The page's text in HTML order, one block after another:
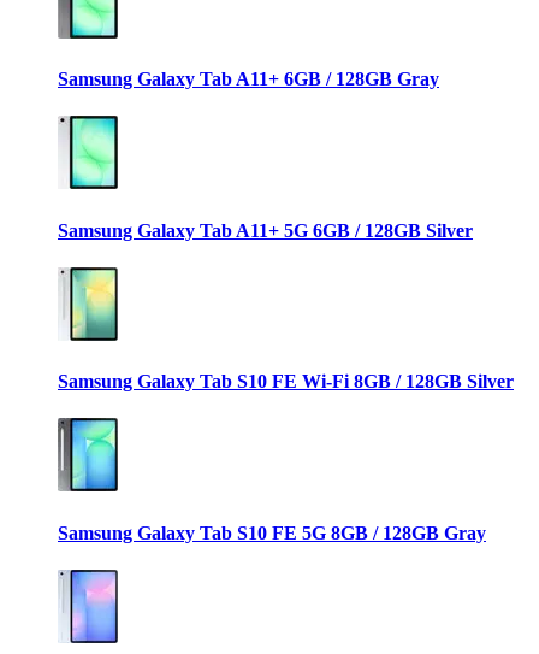
Samsung Galaxy Tab A11+ 6GB / 128GB Gray
Samsung Galaxy Tab A11+ 5G 6GB / 128GB Silver
Samsung Galaxy Tab S10 FE Wi-Fi 8GB / 128GB Silver
Samsung Galaxy Tab S10 FE 5G 8GB / 128GB Gray